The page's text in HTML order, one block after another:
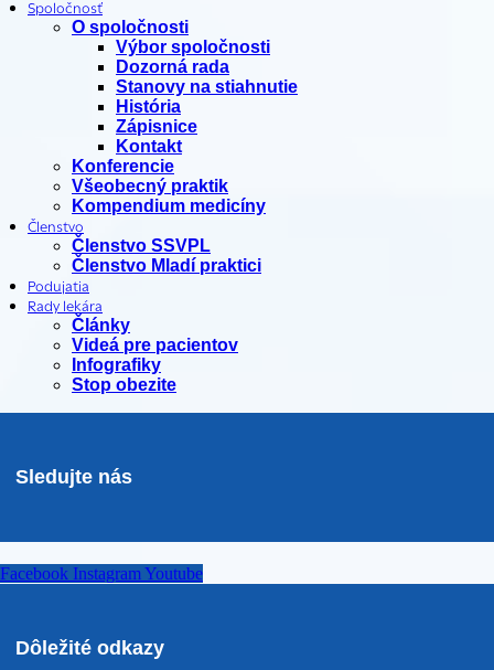
Spoločnosť
O spoločnosti
Výbor spoločnosti
Dozorná rada
Stanovy na stiahnutie
História
Zápisnice
Kontakt
Konferencie
Všeobecný praktik
Kompendium medicíny
Členstvo
Členstvo SSVPL
Členstvo Mladí praktici
Podujatia
Rady lekára
Články
Videá pre pacientov
Infografiky
Stop obezite
Sledujte nás
Facebook Instagram Youtube
Dôležité odkazy